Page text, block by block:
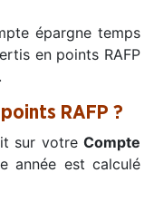
épargne temps
en points RAFP
RAFP ?
sur votre Compte
année est calculé